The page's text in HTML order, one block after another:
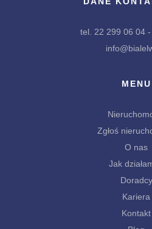
tel. 22 299 06 04 -
MENU
Zgłoś
O nas
Jak
Doradcy
Kariera
Kontakt